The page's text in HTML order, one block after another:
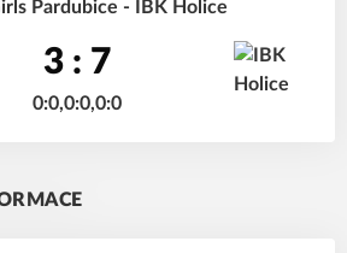
Pardubice - IBK Holice
3 : 7
0:0,0:0,0:0